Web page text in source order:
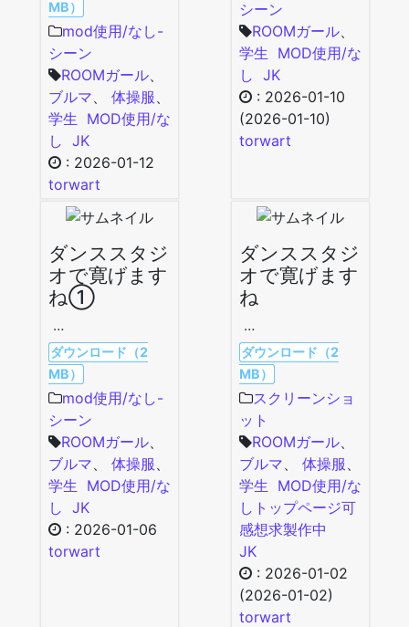
MB）
mod使用/なし-
シーン
ROOMガール、
ブルマ、 体操服 、
学生 MOD使用/な
し JK
: 2026-01-12
torwart
シーン
ROOMガール、
学生 MOD使用/な
し JK
: 2026-01-10
(2026-01-10)
torwart
ダンススタジ
オで寛げます
ね①
…
ダウンロード（2
MB）
mod使用/なし-
シーン
ROOMガール、
ブルマ
体操服
学生 MOD使用/な
し JK
: 2026-01-06
torwart
ダンススタジ
オで寛げます
ね
…
ダウンロード（2
MB）
スクリーンショ
ット
ROOMガール、
ブルマ
体操服
学生 MOD使用/な
し トップページ可
感想求製作中
JK
: 2026-01-02
(2026-01-02)
torwart